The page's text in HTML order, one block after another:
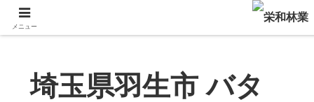
埼玉県羽生市 バタ
メニュー